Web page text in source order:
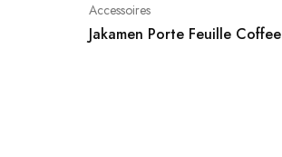
Accessoires
Jakamen Porte Feuille Coffee